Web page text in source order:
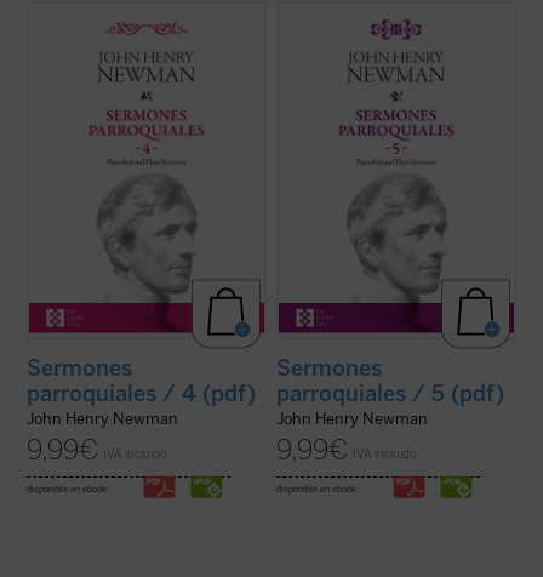
Entre 1835 y 1838, periodo al que
pertenecen los sermones que
encontramos en este cuarto volumen de la
serie de los Sermones Parroquiales,
Newman se halla en plena evolución desde
el anglicanismo hacia el catolicismo. Su
batalla contra el ... (ver ficha)
Sermones
parroquiales / 4 (pdf)
John Henry Newman
9,99€ IVA incluido
disponible en ebook:
Los veinticuatro sermones de este quinto
Sermones parroquiales
fueron predicados en su mayoría en los
años 1838-1840. Este periodo coincide
plenamente con las primeras experiencias
que acabaron conduciendo a Newman a la
Sermones
parroquiales / 5 (pdf)
John Henry Newman
9,99€ IVA incluido
disponible en ebook: